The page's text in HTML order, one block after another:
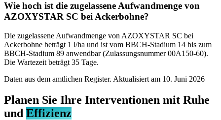
Wie hoch ist die zugelassene Aufwandmenge von
AZOXYSTAR SC bei Ackerbohne?
Die zugelassene Aufwandmenge von AZOXYSTAR SC bei
Ackerbohne beträgt 1 l/ha und ist vom BBCH-Stadium 14 bis zum
BBCH-Stadium 89 anwendbar (Zulassungsnummer 00A150-60).
Die Wartezeit beträgt 35 Tage.
Daten aus dem amtlichen Register. Aktualisiert am 10. Juni 2026
Planen Sie Ihre Interventionen mit Ruhe
und Effizienz